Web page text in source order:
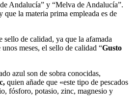
Andalucía” y “Melva de Andalucía”.
que la materia prima empleada es de
de calidad, ya que la afamada
meses, el sello de calidad “Gusto
azul son de sobra conocidas,
quien añade que «este tipo de pescados
fósforo, potasio, zinc, magnesio y